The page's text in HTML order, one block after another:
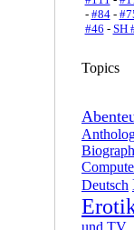
- #84-
#46 - SH
Topics
Deutsch
und TV